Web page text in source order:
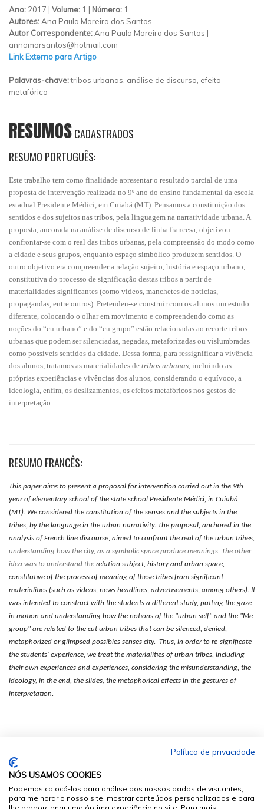
Ano: 2017 | Volume: 1 | Número: 1
Autores:Ana Paula Moreira dos Santos
Autor Correspondente:Ana Paula Moreira dos Santos |
annamorsantos@hotmail.com
Link Externo para Artigo
Palavras-chave:tribos urbanas, análise de discurso, efeito
metafórico
RESUMOSCADASTRADOS
RESUMO PORTUGUÊS:
Este trabalho tem como finalidade apresentar o resultado parcial de uma
proposta de intervenção realizada no 9º ano do ensino fundamental da escola
estadual Presidente Médici, em Cuiabá (MT). Pensamos a constituição dos
sentidos e dos sujeitos nas tribos, pela linguagem na narratividade urbana. A
proposta, ancorada na análise de discurso de linha francesa, objetivou
confrontar-se com o real das tribos urbanas, pela compreensão do modo como
a cidade e seus grupos, enquanto espaço simbólico produzem sentidos. O
outro objetivo era compreender a relação sujeito, história e espaço urbano,
constitutiva do processo de significação destas tribos a partir de
materialidades significantes (como vídeos, manchetes de notícias,
propagandas, entre outros). Pretendeu-se construir com os alunos um estudo
diferente, colocando o olhar em movimento e compreendendo como as
noções do “eu urbano” e do “eu grupo” estão relacionadas ao recorte tribos
urbanas que podem ser silenciadas, negadas, metaforizadas ou vislumbradas
como possíveis sentidos da cidade. Dessa forma, para ressignificar a vivência
dos alunos, tratamos as materialidades de tribos urbanas, incluindo as
próprias experiências e vivências dos alunos, considerando o equívoco, a
ideologia, enfim, os deslizamentos, os efeitos metafóricos nos gestos de
interpretação.
RESUMO FRANCÊS:
This paper aims to present a proposal for intervention carried out in the 9th
year of elementary school of the state school Presidente Médici, in Cuiabá
(MT). We considered the constitution of the senses and the subjects in the
tribes, by the language in the urban narrativity. The proposal, anchored in the
analysis of French line discourse, aimed to confront the real of the urban tribes
understanding how the city, as a symbolic space produce meanings. The other
idea was to understand the relation subject, history and urban space,
constitutive of the process of meaning of these tribes from significant
materialities (such as videos, news headlines, advertisements, among others). It
was intended to construct with the students a different study, putting the gaze
in motion and understanding how the notions of the "urban self" and the "Me
group" are related to the cut urban tribes that can be silenced, denied,
metaphorized or glimpsed possibles senses city. Thus, in order to re-significate
the students' experience, we treat the materialities of urban tribes, including
their own experiences and experiences, considering the misunderstanding, the
ideology, in the end, the slides, the metaphorical effects in the gestures of
interpretation.
Política de privacidade
NÓS USAMOS COOKIES
Podemos colocá-los para análise dos nossos dados de visitantes,
para melhorar o nosso site, mostrar conteúdos personalizados e para